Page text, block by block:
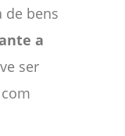
de bens
a
ser